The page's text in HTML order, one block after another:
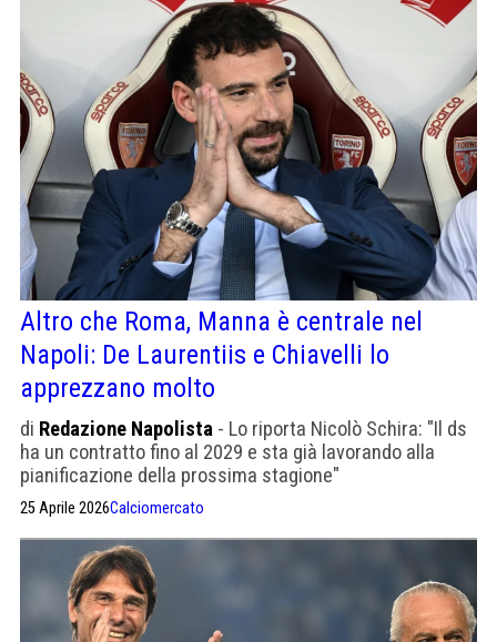
Altro che Roma, Manna è centrale nel
Napoli: De Laurentiis e Chiavelli lo
apprezzano molto
di Redazione Napolista - Lo riporta Nicolò Schira: "Il ds
ha un contratto fino al 2029 e sta già lavorando alla
pianificazione della prossima stagione"
25 Aprile 2026Calciomercato